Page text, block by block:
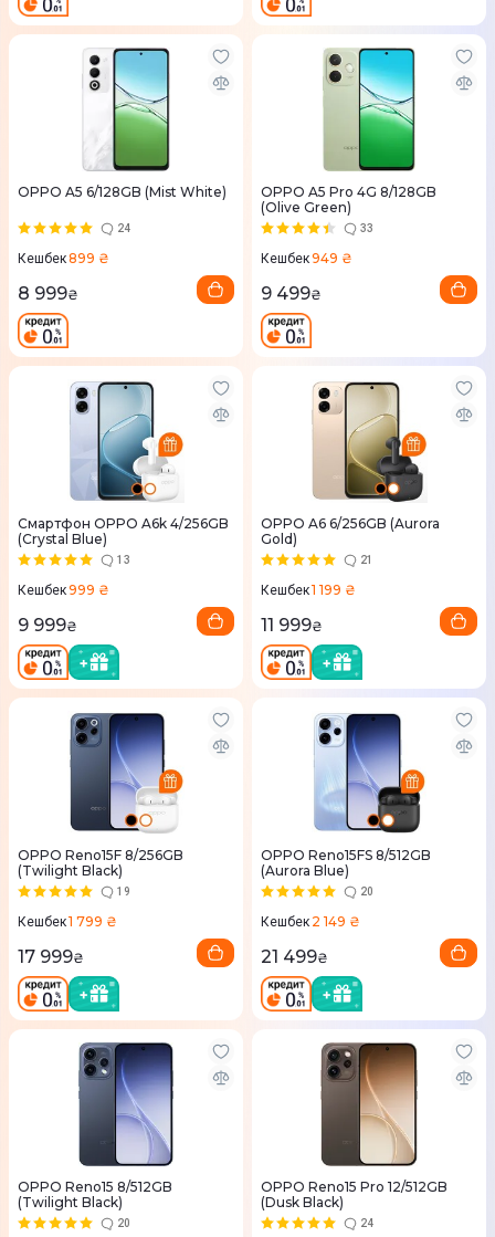
OPPO A5 6/128GB (Mist White)
24
Кешбек899 ₴
8 999₴
OPPO A5 Pro 4G 8/128GB
(Olive Green)
33
Кешбек949 ₴
9 499₴
Смартфон OPPO A6k 4/256GB
(Crystal Blue)
13
Кешбек999 ₴
9 999₴
OPPO A6 6/256GB (Aurora
Gold)
21
Кешбек1 199 ₴
11 999₴
OPPO Reno15F 8/256GB
(Twilight Black)
19
Кешбек1 799 ₴
17 999₴
OPPO Reno15FS 8/512GB
(Aurora Blue)
20
Кешбек 2 149 ₴
21 499₴
OPPO Reno15 8/512GB
(Twilight Black)
20
OPPO Reno15 Pro 12/512GB
(Dusk Black)
24